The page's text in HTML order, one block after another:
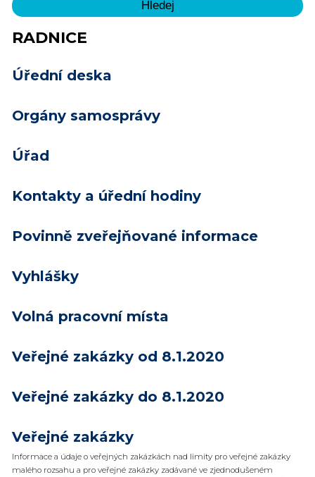
RADNICE
Úřední deska
Orgány samosprávy
Úřad
Kontakty a úřední hodiny
Povinně zveřejňované informace
Vyhlášky
Volná pracovní místa
Veřejné zakázky od 8.1.2020
Veřejné zakázky do 8.1.2020
Veřejné zakázky
Informace a údaje o veřejných zakázkách nad limity pro veřejné zakázky
malého rozsahu a pro veřejné zakázky zadávané ve zjednodušeném